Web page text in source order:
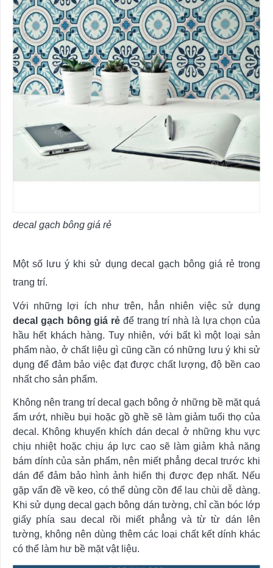
decal gạch bông giá rẻ
Một số lưu ý khi sử dụng decal gạch bông giá rẻ trong
trang trí.
Với những lợi ích như trên, hẳn nhiên việc sử dụng
decal gạch bông giá rẻ để trang trí nhà là lựa chọn của
hầu hết khách hàng. Tuy nhiên, với bất kì một loại sản
phẩm nào, ở chất liệu gì cũng cần có những lưu ý khi sử
dụng để đảm bảo việc đạt được chất lượng, độ bền cao
nhất cho sản phẩm.
Không nên trang trí decal gạch bông ở những bề mặt quá
ẩm ướt, nhiều bụi hoặc gồ ghề sẽ làm giảm tuổi thọ của
decal. Không khuyến khích dán decal ở những khu vực
chịu nhiệt hoặc chịu áp lực cao sẽ làm giảm khả năng
bám dính của sản phẩm, nên miết phẳng decal trước khi
dán để đảm bảo hình ảnh hiển thị được đẹp nhất. Nếu
gặp vấn đề về keo, có thể dùng cồn để lau chùi dễ dàng.
Khi sử dụng decal gạch bông dán tường, chỉ cần bóc lớp
giấy phía sau decal rồi miết phẳng và từ từ dán lên
tường, không nên dùng thêm các loại chất kết dính khác
có thể làm hư bề mặt vật liệu.